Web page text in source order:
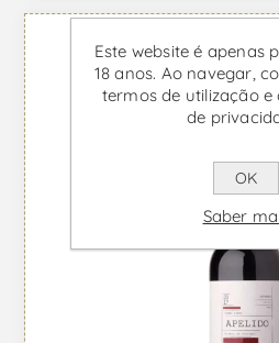
Este website é apenas
18 anos. Ao navegar,
termos de utilização
de
OK
Saber